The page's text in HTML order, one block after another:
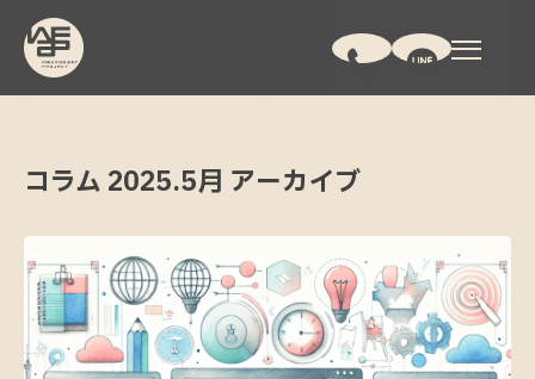
コラム 2025.5月 アーカイブ